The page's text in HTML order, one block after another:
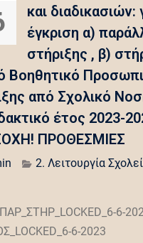
και διαδικασιών:
έγκριση α)
στήριξης , β)
Βοηθητικό
από Σχολικό
έτος 2023-
ΠΡΟΘΕΣΜΙΕΣ
2. Λειτουργία
6-
6-2023